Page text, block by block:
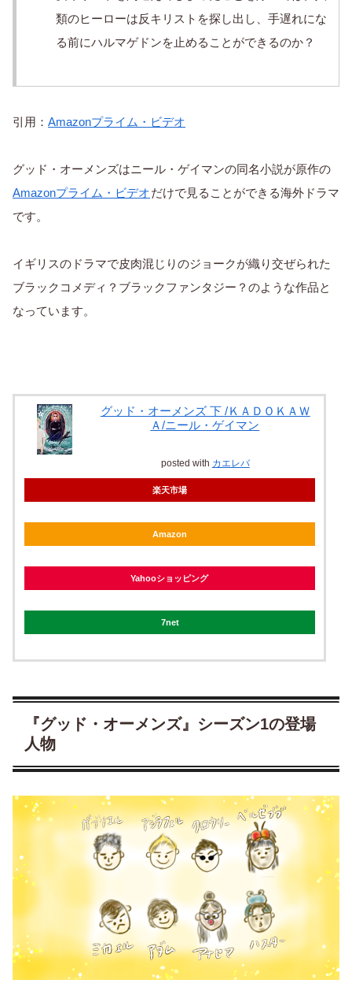
類のヒーローは反キリストを探し出し、手遅れにな
る前にハルマゲドンを止めることができるのか？
引用： Amazonプライム・ビデオ
グッド・オーメンズはニール・ゲイマンの同名小説が原作の
Amazonプライム・ビデオだけで見ることができる海外ドラマ
です。
イギリスのドラマで皮肉混じりのジョークが織り交ぜられた
ブラックコメディ？ブラックファンタジー？のような作品と
なっています。
グッド・オーメンズ 下 /ＫＡＤＯＫＡＷ
Ａ/ニール・ゲイマン
posted with カエレバ
楽天市場
Amazon
Yahooショッピング
7net
『グッド・オーメンズ』シーズン1の登場
人物